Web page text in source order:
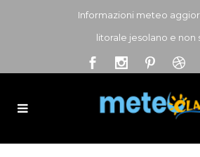
Informazioni meteo
litorale jesolano e non